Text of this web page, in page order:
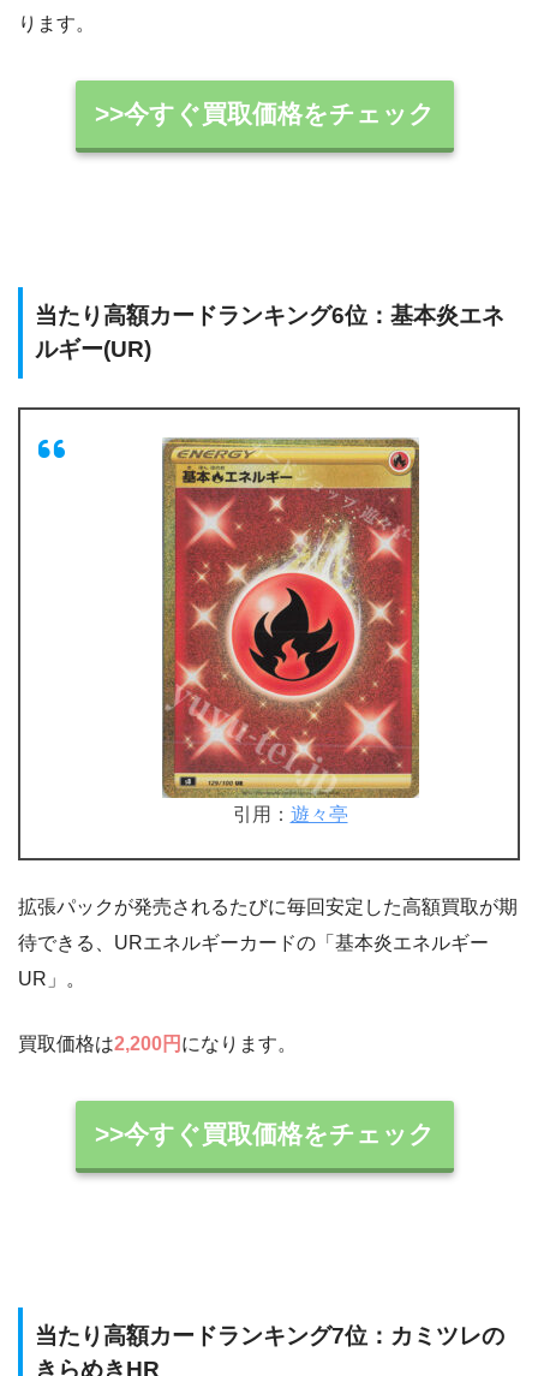
ります。
>>今すぐ買取価格をチェック
当たり高額カードランキング6位：基本炎エネ
ルギー(UR)
引用： 遊々亭
拡張パックが発売されるたびに毎回安定した高額買取が期
待できる、URエネルギーカードの「基本炎エネルギー
UR」。
買取価格は2,200円 になります。
>>今すぐ買取価格をチェック
当たり高額カードランキング7位：カミツレの
きらめきHR